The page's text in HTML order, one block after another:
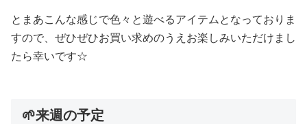
とまあこんな感じで色々と遊べるアイテムとなっておりま
すので、ぜひぜひお買い求めのうえお楽しみいただけまし
たら幸いです☆
🌱来週の予定